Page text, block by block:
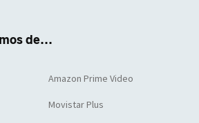
de...
Amazon Prime Video
Movistar Plus